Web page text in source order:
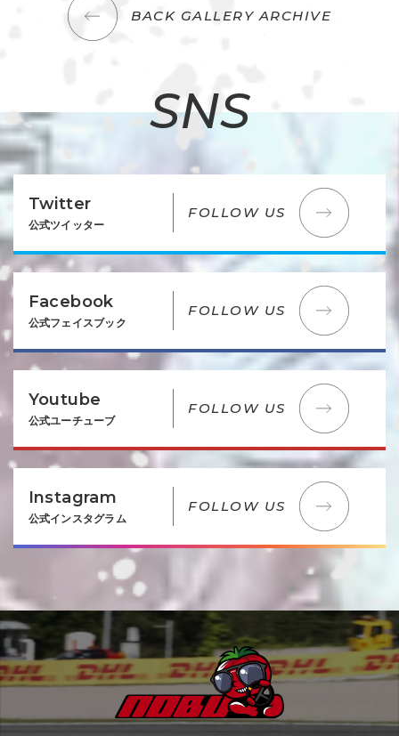
BACK GALLERY ARCHIVE
SNS
Twitter
公式ツイッター
FOLLOW US
Facebook
公式フェイスブック
FOLLOW US
Youtube
公式ユーチューブ
FOLLOW US
Instagram
公式インスタグラム
FOLLOW US